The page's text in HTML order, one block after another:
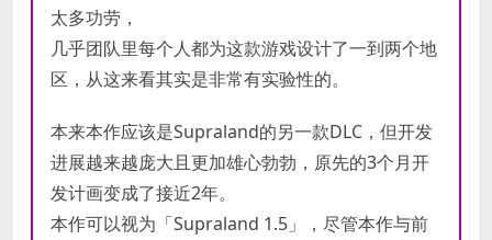
太多功劳，
几乎团队里每个人都为这款游戏设计了一到两个地
区，从这来看其实是非常有实验性的。
本来本作应该是Supraland的另一款DLC，但开发
进展越来越庞大且更加雄心勃勃，原先的3个月开
发计画变成了接近2年。
本作可以视为「Supraland 1.5」，尽管本作与前